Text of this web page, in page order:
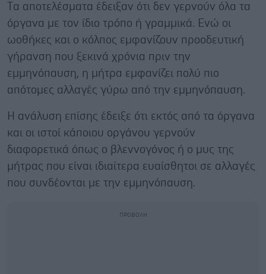
Tα αποτελέσματα έδειξαν ότι δεν γερνούν όλα τα
όργανα με τον ίδιο τρόπο ή γραμμικά. Ενώ οι
ωοθήκες και ο κόλπος εμφανίζουν προοδευτική
γήρανση που ξεκινά χρόνια πριν την
εμμηνόπαυση, η μήτρα εμφανίζει πολύ πιο
απότομες αλλαγές γύρω από την εμμηνόπαυση.
Η ανάλυση επίσης έδειξε ότι εκτός από τα όργανα
και οι ιστοί κάποιου οργάνου γερνούν
διαφορετικά όπως ο βλεννογόνος ή ο μυς της
μήτρας που είναι ιδιαίτερα ευαίσθητοι σε αλλαγές
που συνδέονται με την εμμηνόπαυση.